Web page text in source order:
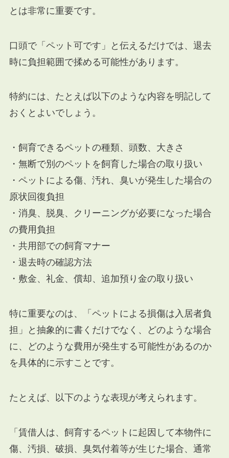
とは非常に重要です。
口頭で「ペット可です」と伝えるだけでは、退去
時に負担範囲で揉める可能性があります。
特約には、たとえば以下のような内容を明記して
おくとよいでしょう。
・飼育できるペットの種類、頭数、大きさ
・無断で別のペットを飼育した場合の取り扱い
・ペットによる傷、汚れ、臭いが発生した場合の
原状回復負担
・消臭、脱臭、クリーニングが必要になった場合
の費用負担
・共用部での飼育マナー
・退去時の確認方法
・敷金、礼金、償却、追加預り金の取り扱い
特に重要なのは、「ペットによる損傷は入居者負
担」と抽象的に書くだけでなく、どのような場合
に、どのような費用が発生する可能性があるのか
を具体的に示すことです。
たとえば、以下のような表現が考えられます。
「賃借人は、飼育するペットに起因して本物件に
傷、汚損、破損、臭気付着等が生じた場合、通常